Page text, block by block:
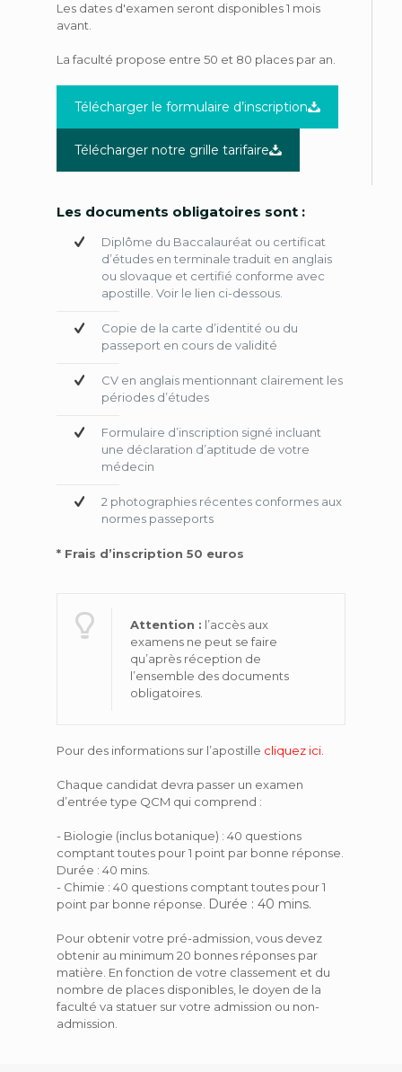
Les dates d'examen seront disponibles 1 mois
avant.
La faculté propose entre 50 et 80 places par an.
Télécharger le formulaire d’inscription
Télécharger notre grille tarifaire
Les documents obligatoires sont :
Diplôme du Baccalauréat ou certificat
d’études en terminale traduit en anglais
ou slovaque et certifié conforme avec
apostille. Voir le lien ci-dessous.
Copie de la carte d’identité ou du
passeport en cours de validité
CV en anglais mentionnant clairement les
périodes d’études
Formulaire d’inscription signé incluant
une déclaration d’aptitude de votre
médecin
2 photographies récentes conformes aux
normes passeports
* Frais d’inscription 50 euros
Attention : l’accès aux
examens ne peut se faire
qu’après réception de
l’ensemble des documents
obligatoires.
Pour des informations sur l’apostille cliquez ici.
Chaque candidat devra passer un examen
d’entrée type QCM qui comprend :
- Biologie (inclus botanique) : 40 questions
comptant toutes pour 1 point par bonne réponse.
Durée : 40 mins.
- Chimie : 40 questions comptant toutes pour 1
point par bonne réponse. Durée : 40 mins.
Pour obtenir votre pré-admission, vous devez
obtenir au minimum 20 bonnes réponses par
matière. En fonction de votre classement et du
nombre de places disponibles, le doyen de la
faculté va statuer sur votre admission ou non-
admission.